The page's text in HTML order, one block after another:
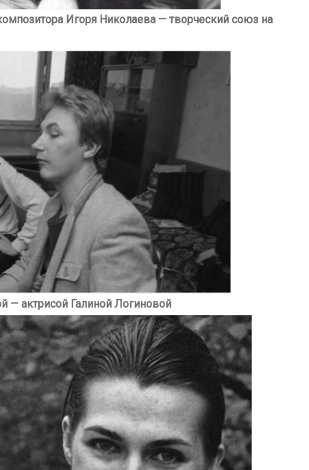
Игоря Николаева — творческий союз на
— актрисой Галиной Логиновой